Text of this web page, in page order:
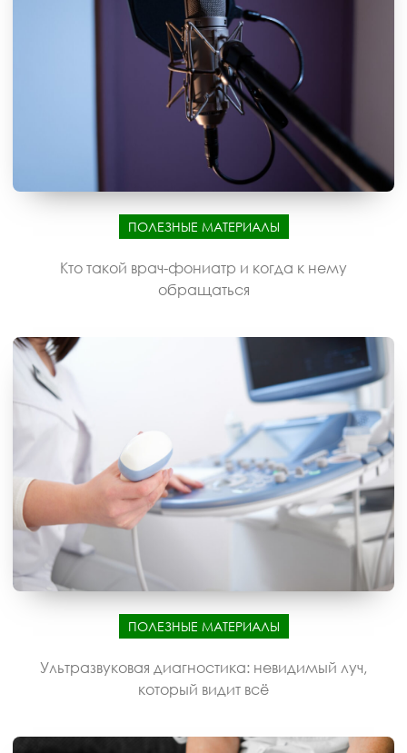
ПОЛЕЗНЫЕ МАТЕРИАЛЫ
Кто такой врач-фониатр и когда к нему
обращаться
ПОЛЕЗНЫЕ МАТЕРИАЛЫ
Ультразвуковая диагностика: невидимый луч,
который видит всё